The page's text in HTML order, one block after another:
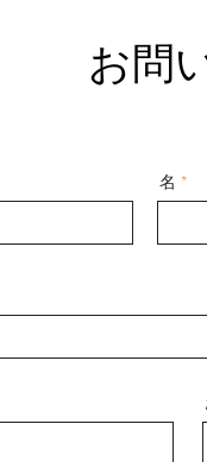
お問
名